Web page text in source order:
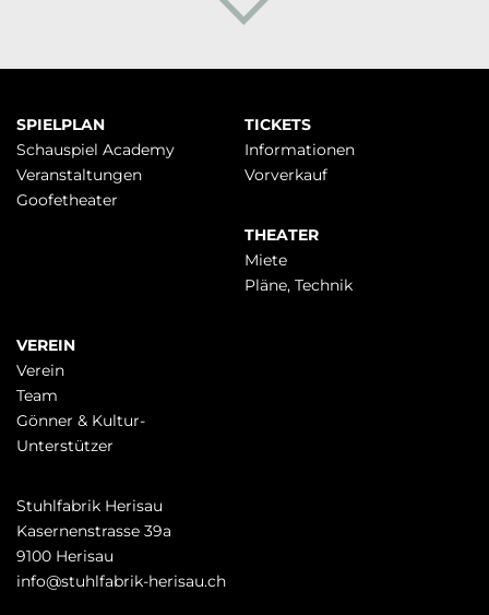
Navigation
überspringen
SPIELPLAN
Schauspiel Academy
Veranstaltungen
Goofetheater
TICKETS
Infor­mationen
Vorverkauf
THEATER
Miete
Pläne, Technik
VEREIN
Verein
Team
Gönner & Kultur-
Unterstützer
Stuhlfabrik Herisau
Kasernenstrasse 39a
9100 Herisau
info@stuhlfabrik-herisau.ch